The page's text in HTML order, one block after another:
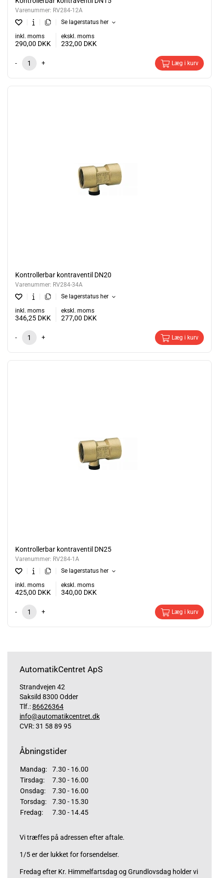
Varenummer: RV284-12A
Se lagerstatus her
inkl. moms
290,00 DKK
ekskl. moms
232,00 DKK
- + Læg i kurv
Kontrollerbar kontraventil DN20
Varenummer: RV284-34A
Se lagerstatus her
inkl. moms
346,25 DKK
ekskl. moms
277,00 DKK
- + Læg i kurv
Kontrollerbar kontraventil DN25
Varenummer: RV284-1A
Se lagerstatus her
inkl. moms
425,00 DKK
ekskl. moms
340,00 DKK
- + Læg i kurv
AutomatikCentret ApS
Strandvejen 42
Saksild 8300 Odder
Tlf.:86626364
info@automatikcentret.dk
CVR: 31 58 89 95
Åbningstider
Mandag:
7.30 - 16.00
Tirsdag:
7.30 - 16.00
Onsdag:
7.30 - 16.00
Torsdag:
7.30 - 15.30
Fredag:
7.30 - 14.45
Vi træffes på adressen efter aftale.
1/5 er der lukket for forsendelser.
Fredag efter Kr. Himmelfartsdag og Grundlovsdag holder vi